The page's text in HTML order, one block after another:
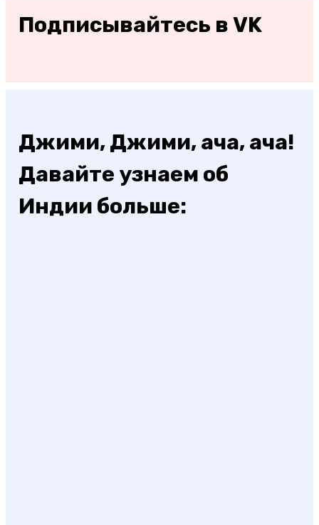
Подписывайтесь в VK
Джими, Джими, ача, ача!
Давайте узнаем об
Индии больше: